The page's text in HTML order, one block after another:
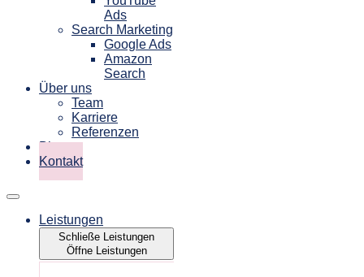
Ads
Search Marketing
Google Ads
Amazon
Search
Über uns
Team
Karriere
Referenzen
Blog
Kontakt
Leistungen
Schließe Leistungen
Öffne Leistungen